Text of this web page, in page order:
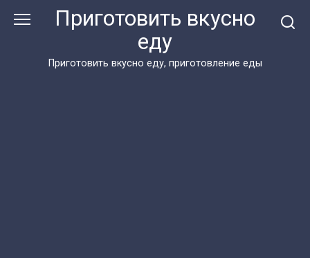
Приготовить вкусно
еду
Приготовить вкусно еду, приготовление еды